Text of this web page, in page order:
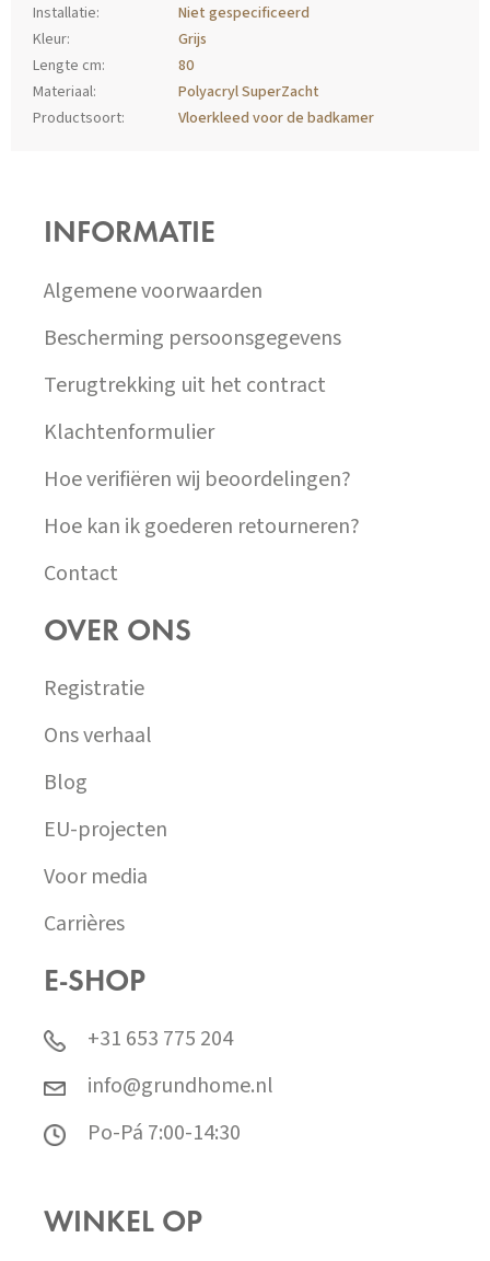
Installatie:
Niet gespecificeerd
Kleur:
Grijs
Lengte cm:
80
Materiaal:
Polyacryl SuperZacht
Productsoort:
Vloerkleed voor de badkamer
INFORMATIE
Algemene voorwaarden
Bescherming persoonsgegevens
Terugtrekking uit het contract
Klachtenformulier
Hoe verifiëren wij beoordelingen?
Hoe kan ik goederen retourneren?
Contact
OVER ONS
Registratie
Ons verhaal
Blog
EU-projecten
Voor media
Carrières
E-SHOP
+31 653 775 204
info@grundhome.nl
Po-Pá 7:00-14:30
WINKEL OP